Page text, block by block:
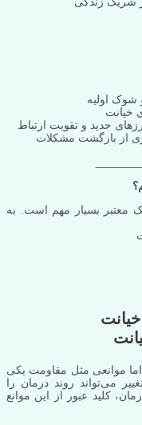
اولیه
خیانت
جدید و تقویت ارتباط
از بازگشت مشکلات
معتبر بسیار مهم است. به
موانعی مثل مقاومت یکی
می‌تواند روند درمان را
کلید عبور از این موانع